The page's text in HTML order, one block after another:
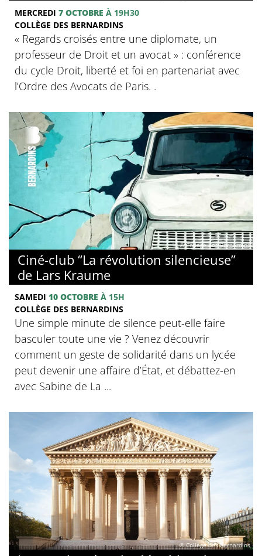
MERCREDI 7 OCTOBRE À 19H30
COLLÈGE DES BERNARDINS
‍« Regards croisés entre une diplomate, un
professeur de Droit et un avocat » : conférence
du cycle Droit, liberté et foi en partenariat avec
l’Ordre des Avocats de Paris. .
© Collège des Bernardins
Ciné-club “La révolution silencieuse”
de Lars Kraume
SAMEDI 10 OCTOBRE À 15H
COLLÈGE DES BERNARDINS
Une simple minute de silence peut-elle faire
basculer toute une vie ? Venez découvrir
comment un geste de solidarité dans un lycée
peut devenir une affaire d’État, et débattez-en
avec Sabine de La ...
© Collège des Bernardins